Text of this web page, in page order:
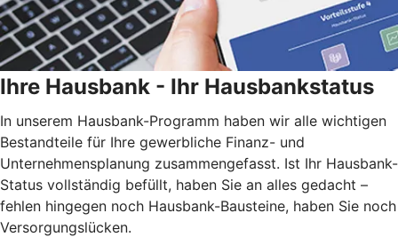
Ihre Hausbank - Ihr Hausbankstatus
In unserem Hausbank-Programm haben wir alle wichtigen
Bestandteile für Ihre gewerbliche Finanz- und
Unternehmensplanung zusammengefasst. Ist Ihr Hausbank-
Status vollständig befüllt, haben Sie an alles gedacht –
fehlen hingegen noch Hausbank-Bausteine, haben Sie noch
Versorgungslücken.